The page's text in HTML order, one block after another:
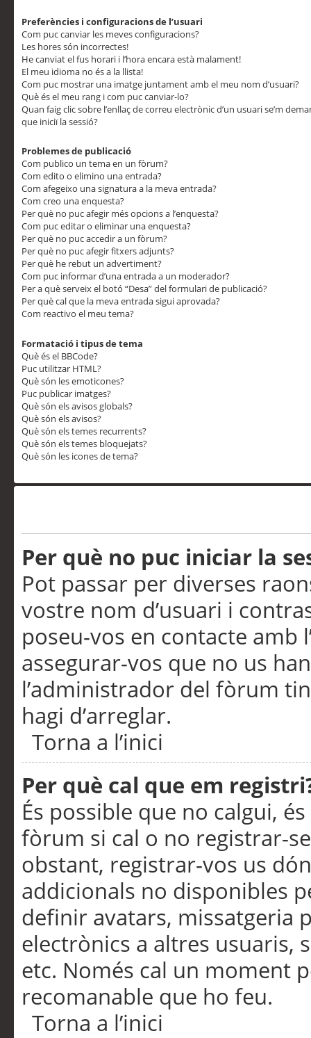
Preferències i configuracions de l’usuari
Com puc canviar les meves configuracions?
Les hores són incorrectes!
He canviat el fus horari i l’hora encara està malament!
El meu idioma no és a la llista!
Com puc mostrar una imatge juntament amb el meu nom d’usuari?
Què és el meu rang i com puc canviar-lo?
Quan faig clic sobre l’enllaç de correu electrònic d’un usuari se’m
que iniciï la sessió?
Problemes de publicació
Com publico un tema en un fòrum?
Com edito o elimino una entrada?
Com afegeixo una signatura a la meva entrada?
Com creo una enquesta?
Per què no puc afegir més opcions a l’enquesta?
Com puc editar o eliminar una enquesta?
Per què no puc accedir a un fòrum?
Per què no puc afegir fitxers adjunts?
Per què he rebut un advertiment?
Com puc informar d’una entrada a un moderador?
Per a què serveix el botó “Desa” del formulari de publicació?
Per què cal que la meva entrada sigui aprovada?
Com reactivo el meu tema?
Formatació i tipus de tema
Què és el BBCode?
Puc utilitzar HTML?
Què són les emoticones?
Puc publicar imatges?
Què són els avisos globals?
Què són els avisos?
Què són els temes recurrents?
Què són els temes bloquejats?
Què són les icones de tema?
Per què no puc iniciar la
Pot passar per diverses
vostre nom d’usuari i
poseu-vos en contacte
assegurar-vos que no us
l’administrador del fòrum
hagi d’arreglar.
Torna a l’inici
Per què cal que em
És possible que no calgui,
fòrum si cal o no registrar-
obstant, registrar-vos us
addicionals no disponibles
definir avatars, missatgeria
electrònics a altres usuaris,
etc. Només cal un moment
recomanable que ho feu.
Torna a l’inici